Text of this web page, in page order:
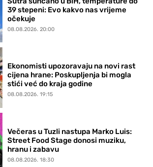
39 stepeni: Evo kakvo nas vrijeme
očekuje
08.08.2026. 20:00
Ekonomisti upozoravaju na novi rast
cijena hrane: Poskupljenja bi mogla
stići već do kraja godine
08.08.2026. 19:15
Večeras u Tuzli nastupa Marko Luis:
Street Food Stage donosi muziku,
hranu i zabavu
08.08.2026. 18:30